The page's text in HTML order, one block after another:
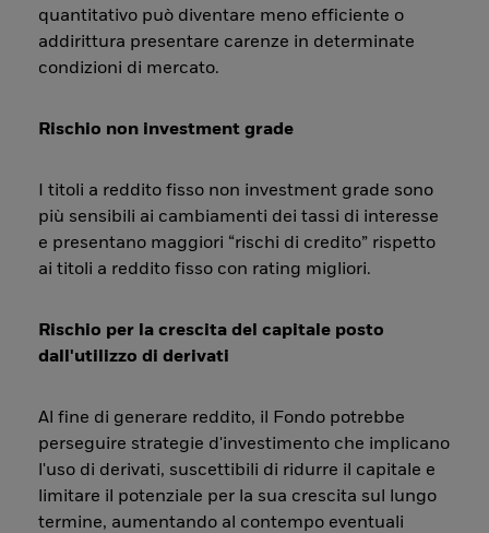
quantitativo può diventare meno efficiente o
addirittura presentare carenze in determinate
condizioni di mercato.
Rischio non investment grade
I titoli a reddito fisso non investment grade sono
più sensibili ai cambiamenti dei tassi di interesse
e presentano maggiori “rischi di credito” rispetto
ai titoli a reddito fisso con rating migliori.
Rischio per la crescita del capitale posto
dall'utilizzo di derivati
Al fine di generare reddito, il Fondo potrebbe
perseguire strategie d'investimento che implicano
l'uso di derivati, suscettibili di ridurre il capitale e
limitare il potenziale per la sua crescita sul lungo
termine, aumentando al contempo eventuali